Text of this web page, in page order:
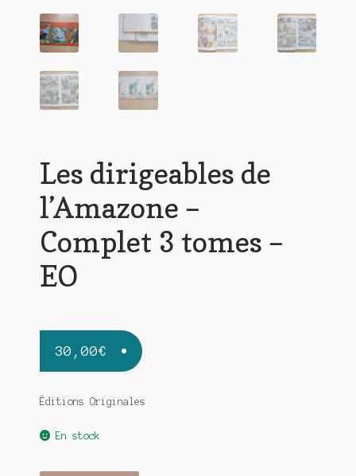
Les dirigeables de
l’Amazone –
Complet 3 tomes –
EO
30,00€
Éditions Originales
En stock